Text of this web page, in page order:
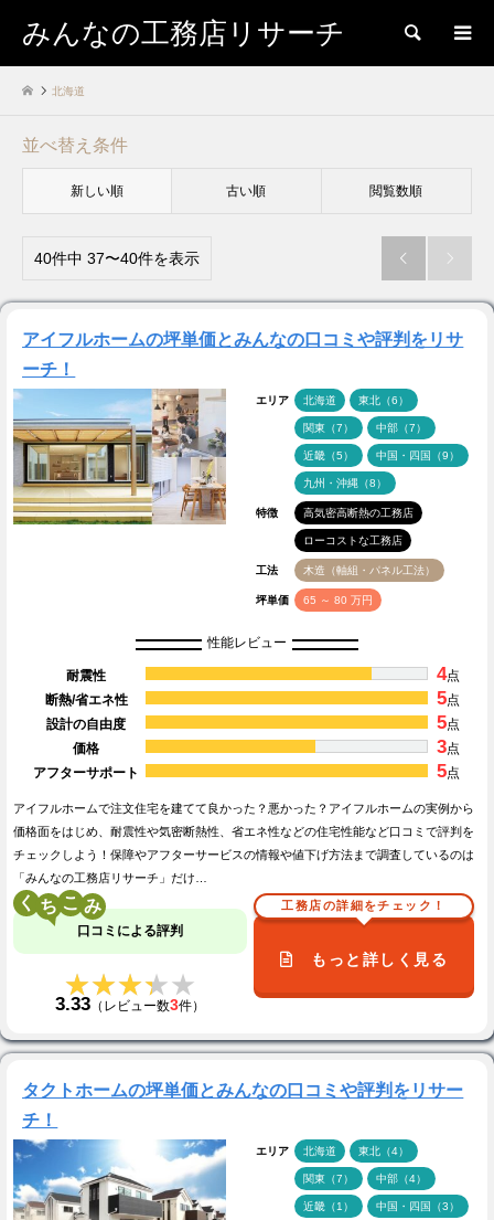
みんなの工務店リサーチ 検索
北海道
並べ替え条件
新しい順 古い順 閲覧数順
40件中 37〜40件を表示  
アイフルホームの坪単価とみんなの口コミや評判をリサ
ーチ！
エリア 北海道 東北（6）
関東（7） 中部（7）
近畿（5） 中国・四国（9）
九州・沖縄（8）
特徴 高気密高断熱の工務店
ローコストな工務店
工法 木造（軸組・パネル工法）
坪単価 65 ～ 80 万円
性能レビュー
耐震性 4点
断熱/省エネ性
5点
設計の自由度
5点
価格
3点
アフターサポート
5点
アイフルホームで注文住宅を建てて良かった？悪かった？アイフルホームの実例から
価格面をはじめ、耐震性や気密断熱性、省エネ性などの住宅性能など口コミで評判を
チェックしよう！保障やアフターサービスの情報や値下げ方法まで調査しているのは
「みんなの工務店リサーチ」だけ…
く こ
口コミによる評判
★★★★★
★★★★★
3.33 （レビュー数3件）
工務店の詳細をチェック！
もっと詳しく見る
タクトホームの坪単価とみんなの口コミや評判をリサー
チ！
エリア 北海道 東北（4）
関東（7） 中部（4）
近畿（1） 中国・四国（3）